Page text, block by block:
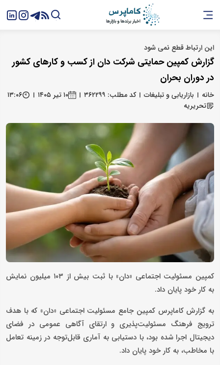
این ارتباط قطع نمی شود
گزارش کمپین حمایتی شرکت دان از کسب و کارهای کشور
در دوران بحران
خانه بازاریابی و تبلیغات کد مطلب: ۳۶۲۲۹۹ ۱۰ تیر ۱۴۰۵
۱۳:۰۶
تحریریه
کمپین مسئولیت اجتماعی «دان» با ثبت بیش از ۱۰۳ میلیون نمایش
به کار خود پایان داد.
به گزارش کاماپرس کمپین جامع مسئولیت اجتماعی «دان» که با هدف
ترویج فرهنگ مسئولیت‌پذیری و ارتقای آگاهی عمومی در فضای
دیجیتال اجرا شده بود، با دستیابی به آماری قابل‌توجه در زمینه تعامل
با مخاطب، به کار خود پایان داد.